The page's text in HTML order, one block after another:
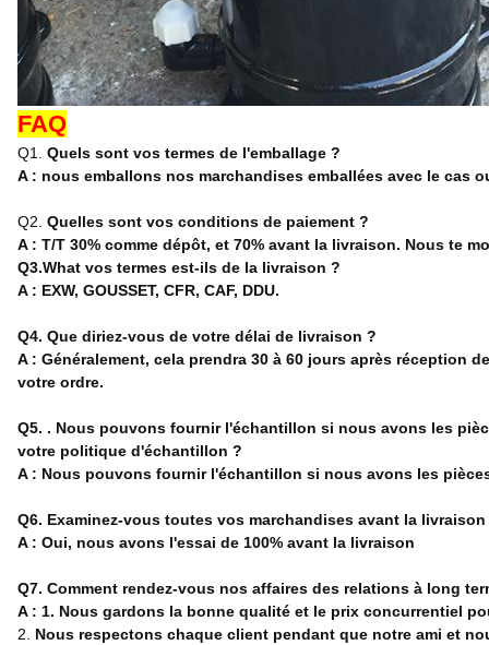
FAQ
Q1. Quels sont vos termes de l'emballage ?
A : nous emballons nos marchandises emballées avec le cas
Q2. Quelles sont vos conditions de paiement ?
A : T/T 30% comme dépôt, et 70% avant la livraison. Nous te
Q3.What vos termes est-ils de la livraison ?
A : EXW, GOUSSET, CFR, CAF, DDU.
Q4. Que diriez-vous de votre délai de livraison ?
A : Généralement, cela prendra 30 à 60 jours après réception
votre ordre.
Q5. . Nous pouvons fournir l'échantillon si nous avons les
votre politique d'échantillon ?
A : Nous pouvons fournir l'échantillon si nous avons les
Q6. Examinez-vous toutes vos marchandises avant la livraison
A : Oui, nous avons l'essai de 100% avant la livraison
Q7. Comment rendez-vous nos affaires des relations à long
A : 1. Nous gardons la bonne qualité et le prix concurrentiel
2. Nous respectons chaque client pendant que notre ami et